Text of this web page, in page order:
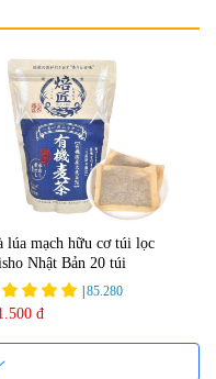
lúa mạch hữu cơ túi lọc
Nhật Bản 20 túi
|85.280
đ